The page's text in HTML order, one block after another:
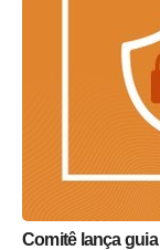
Comitê lança